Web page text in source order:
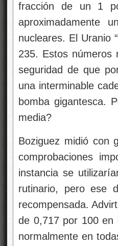
fracción de un 1
aproximadamente
nucleares. El Uranio
235. Estos números
seguridad de que
una interminable
bomba gigantesca.
media?
Boziguez midió con
comprobaciones
instancia se
rutinario, pero ese
recompensada.
de 0,717 por 100 en
normalmente en